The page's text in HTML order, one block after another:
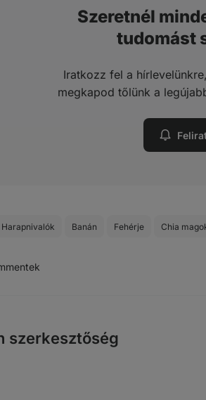
Szeretnél
tudomást
Iratkozz fel a
megkapod tőlünk a
Harapnivalók Banán Fehérje Chia
szerkesztőség